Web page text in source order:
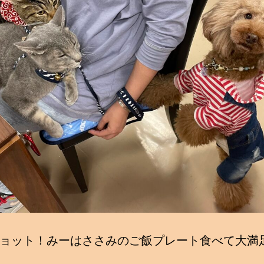
ット！みーはささみのご飯プレート食べて大満